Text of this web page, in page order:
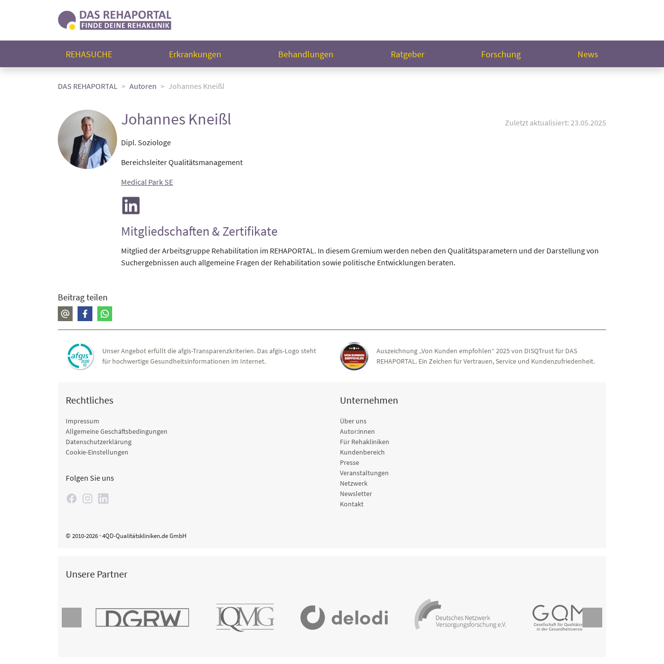
REHASUCHE Erkrankungen Behandlungen Ratgeber Forschung News
DAS REHAPORTAL Autoren Johannes Kneißl
Johannes Kneißl
Zuletzt aktualisiert: 23.05.2025
Dipl. Soziologe
Bereichsleiter Qualitätsmanagement
Medical Park SE
Mitgliedschaften & Zertifikate
Mitglied der Arbeitsgruppe Rehabilitation im REHAPORTAL. In diesem Gremium werden neben den Qualitätsparametern und der Darstellung von
Suchergebnissen auch allgemeine Fragen der Rehabilitation sowie politische Entwicklungen beraten.
Beitrag teilen
Unser Angebot erfüllt die afgis-Transparenzkriterien. Das afgis-Logo steht
für hochwertige Gesundheitsinformationen im Internet.
Auszeichnung „Von Kunden empfohlen“ 2025 von DISQTrust für DAS
REHAPORTAL. Ein Zeichen für Vertrauen, Service und Kundenzufriedenheit.
Rechtliches
Impressum
Allgemeine Geschäftsbedingungen
Datenschutzerklärung
Cookie-Einstellungen
Folgen Sie uns
Unternehmen
Über uns
Autor:innen
Für Rehakliniken
Kundenbereich
Presse
Veranstaltungen
Netzwerk
Newsletter
Kontakt
© 2010-2026 · 4QD-Qualitätskliniken.de GmbH
Unsere Partner